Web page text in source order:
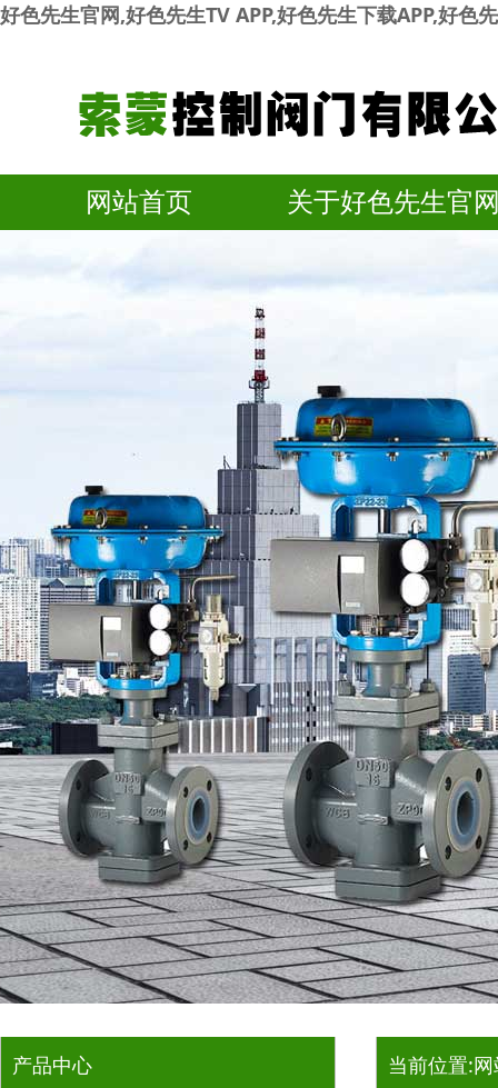
好色先生官网,好色先生TV APP,好色先生下载APP,好色
网站首页 关于好色先生官
产品中心
当前位置: